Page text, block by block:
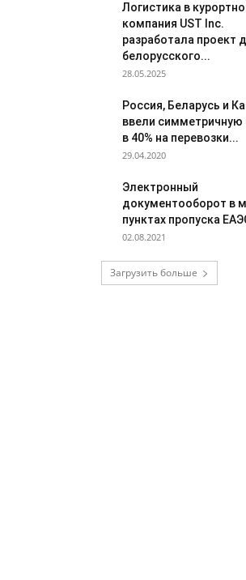
Логистика в
компания UST Inc.
разработала проект
белорусского...
28.05.2025
Россия, Беларусь и
ввели симметричную
в 40% на перевозки...
29.04.2020
Электронный
документооборот в
пунктах пропуска
02.08.2021
Загрузить больше